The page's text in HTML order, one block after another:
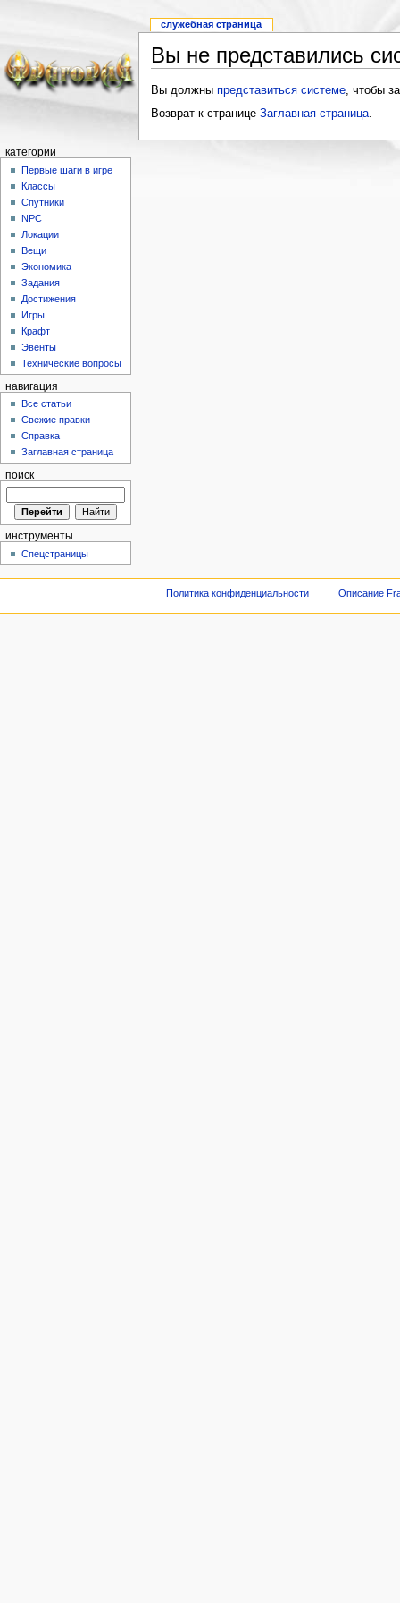
Вы не представились
Вы должны представиться системе, чтобы
Возврат к странице Заглавная страница.
служебная страница
категории
Первые шаги в игре
Классы
Спутники
NPC
Локации
Вещи
Экономика
Задания
Достижения
Игры
Крафт
Эвенты
Технические вопросы
навигация
Все статьи
Свежие правки
Справка
Заглавная страница
поиск
инструменты
Спецстраницы
Политика конфиденциальности Описание